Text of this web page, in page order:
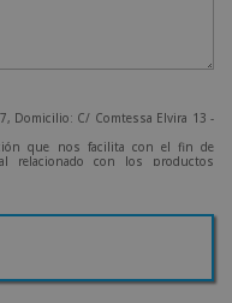
Domicilio: C/ Comtessa Elvira 13 -
que nos facilita con el fin de
relacionado con los productos
interés.
o email):